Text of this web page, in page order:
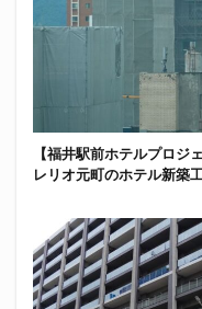
【福井駅前ホテルプロ
レリオ元町のホテル新築工